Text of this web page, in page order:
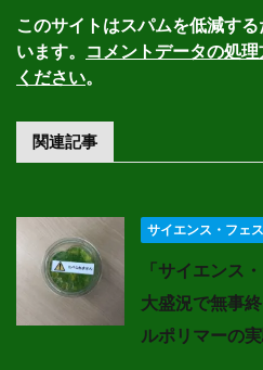
このサイトはスパムを低減す
います。 コメントデータの処
ください。
関連記事
サイエンス・フェ
「サイエンス
大盛況で無事
ルポリマーの